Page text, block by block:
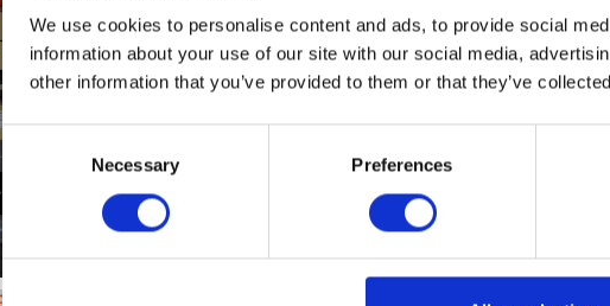
We use cookies to personalise content and ads, to provide social
information about your use of our site with our social media,
other information that you’ve provided to them or that they’ve
Consent
Necessary Preferences